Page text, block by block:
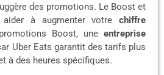
des promotions. Le Boost et
à augmenter votre chiffre
Boost, une entreprise
Uber Eats garantit des tarifs plus
à des heures spécifiques.